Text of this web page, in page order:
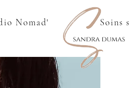
Nomad' Soins